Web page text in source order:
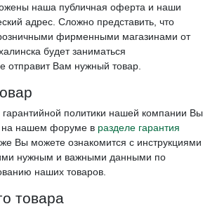
наша публичная оферта и наши
адрес. Сложно представить, что
фирменными магазинами от
будет заниматься
отправит Вам нужный товар.
политики нашей компании Вы
на нашем форуме в разделе гарантия
же Вы можете ознакомится с инструкциями
нужным и важными данными по
наших товаров.
товара